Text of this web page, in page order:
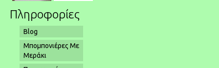
Πληροφορίες
Blog
Μπομπονιέρες Με
Μεράκι